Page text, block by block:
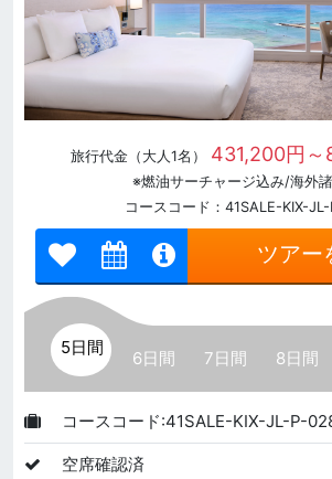
旅行代金（大人1名） 431,200円
※燃油サーチャージ込み/海外
コースコード：41SALE-KIX-
ツアー
5日間
6日間 7日間 8日間
コースコード:41SALE-KIX-JL-P-
空席確認済